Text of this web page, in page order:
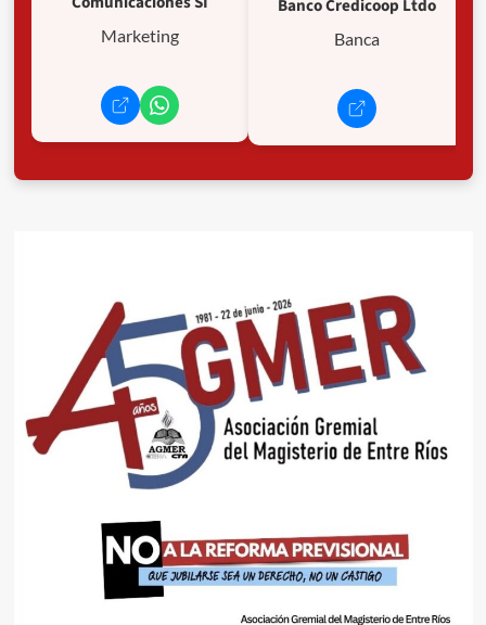
Marketing
Banco Credicoop Ltdo
Banca